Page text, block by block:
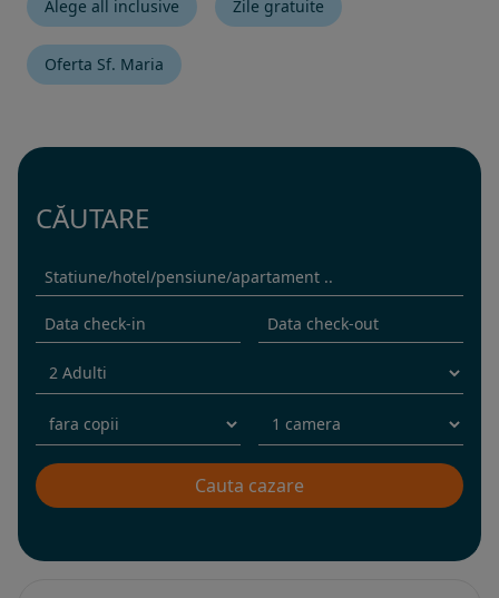
Alege all inclusive Zile gratuite
Oferta Sf. Maria
CĂUTARE